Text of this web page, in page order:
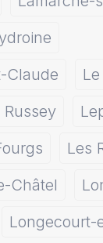
Claude
Russey
Les
Châtel
Longecourt-